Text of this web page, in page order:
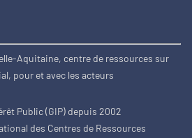
Aquitaine, centre de ressources sur
pour et avec les acteurs
Public (GIP) depuis 2002
des Centres de Ressources